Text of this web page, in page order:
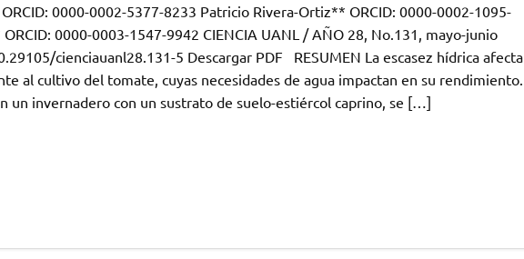
0000-0002-5377-8233 Patricio Rivera-Ortiz** ORCID: 0000-0002-1095-
0000-0003-1547-9942 CIENCIA UANL / AÑO 28, No.131, mayo-junio
cienciauanl28.131-5 Descargar PDF RESUMEN La escasez hídrica afecta
al cultivo del tomate, cuyas necesidades de agua impactan en su rendimiento.
un invernadero con un sustrato de suelo-estiércol caprino, se […]